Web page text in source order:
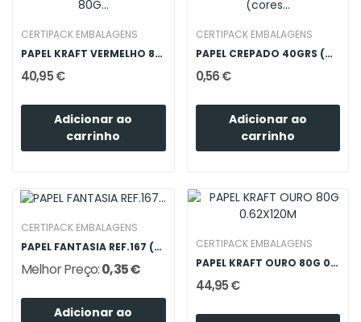
CERTIPACK EMBALAGENS
PAPEL KRAFT VERMELHO 80G 0.62X120M
40,95 €
Adicionar ao
carrinho
CERTIPACK EMBALAGENS
PAPEL CREPADO 40GRS (cores Lisas)
0,56 €
Adicionar ao
carrinho
CERTIPACK EMBALAGENS
PAPEL FANTASIA REF.167 (70X100)
Melhor Preço:0,35 €
Adicionar ao
CERTIPACK EMBALAGENS
PAPEL KRAFT OURO 80G 0.62X120M
44,95 €